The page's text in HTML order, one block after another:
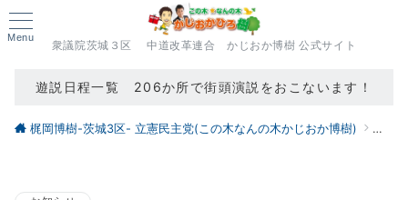
Menu
衆議院茨城３区 中道改革連合 かじおか博樹 公式サイト
遊説日程一覧 206か所で街頭演説をおこないます！
梶岡博樹-茨城3区- 立憲民主党(この木なんの木かじおか博樹) ブロ